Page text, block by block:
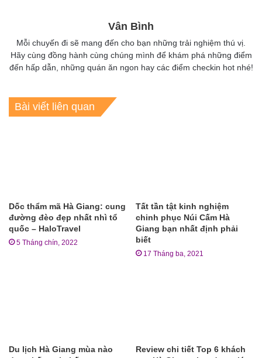
Vân Bình
Mỗi chuyến đi sẽ mang đến cho bạn những trải nghiệm thú vị.
Hãy cùng đồng hành cùng chúng mình để khám phá những điểm
đến hấp dẫn, những quán ăn ngon hay các điểm checkin hot nhé!
Bài viết liên quan
Dốc thẩm mã Hà Giang: cung
đường đèo đẹp nhất nhì tổ
quốc – HaloTravel
5 Tháng chín, 2022
Tất tần tật kinh nghiệm
chinh phục Núi Cấm Hà
Giang bạn nhất định phải
biết
17 Tháng ba, 2021
Du lịch Hà Giang mùa nào
Review chi tiết Top 6 khách